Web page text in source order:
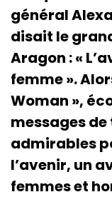
général
disait le
Aragon : «
femme ».
Woman »,
messages
admirables
l’avenir, un
femmes et